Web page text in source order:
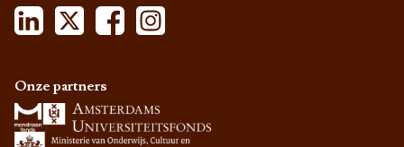
Onze partners